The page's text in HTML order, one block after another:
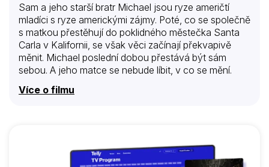
Sam a jeho starší bratr Michael jsou ryze američtí
mladíci s ryze americkými zájmy. Poté, co se společně
s matkou přestěhují do poklidného městečka Santa
Carla v Kalifornii, se však věci začínají překvapivě
měnit. Michael poslední dobou přestává být sám
sebou. A jeho matce se nebude líbit, v co se mění.
Více o filmu